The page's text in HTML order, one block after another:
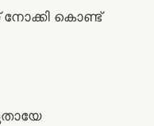
കൊണ്ട്